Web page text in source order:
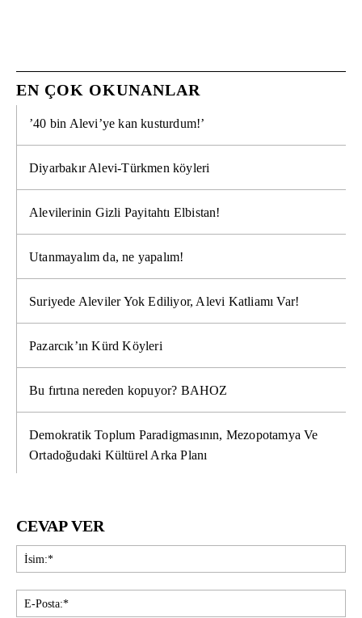
EN ÇOK OKUNANLAR
’40 bin Alevi’ye kan kusturdum!’
Diyarbakır Alevi-Türkmen köyleri
Alevilerinin Gizli Payitahtı Elbistan!
Utanmayalım da, ne yapalım!
Suriyede Aleviler Yok Ediliyor, Alevi Katliamı Var!
Pazarcık’ın Kürd Köyleri
Bu fırtına nereden kopuyor? BAHOZ
Demokratik Toplum Paradigmasının, Mezopotamya Ve
Ortadoğudaki Kültürel Arka Planı
CEVAP VER